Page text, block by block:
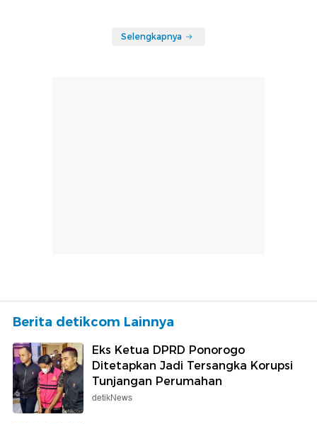
Selengkapnya
Berita detikcom Lainnya
Eks Ketua DPRD Ponorogo
Ditetapkan Jadi Tersangka Korupsi
Tunjangan Perumahan
detikNews